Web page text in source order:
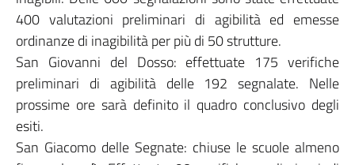
400 valutazioni preliminari di agibilità ed emesse
ordinanze di inagibilità per più di 50 strutture.
San Giovanni del Dosso: effettuate 175 verifiche
preliminari di agibilità delle 192 segnalate. Nelle
prossime ore sarà definito il quadro conclusivo degli
esiti.
San Giacomo delle Segnate: chiuse le scuole almeno